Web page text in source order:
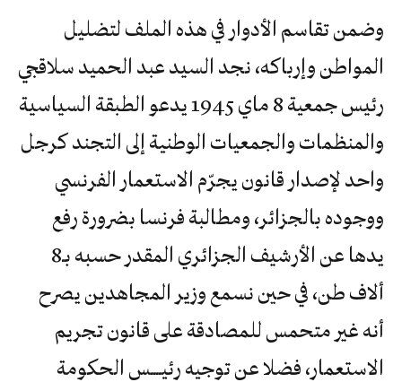
وضمن تقاسم الأدوار في هذه الملف لتضليل
المواطن وإرباكه، نجد السيد عبد الحميد سلاقجي
رئيس جمعية 8 ماي 1945 يدعو الطبقة السياسية
والمنظمات والجمعيات الوطنية إلى التجند كرجل
واحد لإصدار قانون يجرّم الاستعمار الفرنسي
ووجوده بالجزائر، ومطالبة فرنسا بضرورة رفع
يدها عن الأرشيف الجزائري المقدر حسبه بـ8
ألاف طن، في حين نسمع وزير المجاهدين يصرح
أنه غير متحمس للمصادقة على قانون تجريم
الاستعمار، فضلا عن توجيه رئيــــس الحكومة